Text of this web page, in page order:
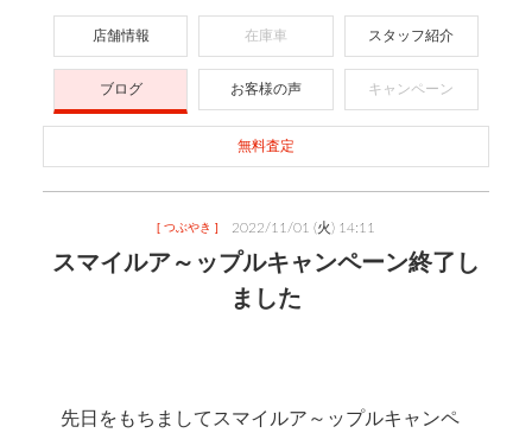
店舗情報 在庫車 スタッフ紹介
ブログ お客様の声 キャンペーン
無料査定
[ つぶやき ] 2022/11/01 (火) 14:11
スマイルア～ップルキャンペーン終了し
ました
先日をもちましてスマイルア～ップルキャンペ